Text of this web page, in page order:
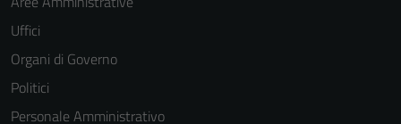
Uffici
Organi di Governo
Politici
Personale Amministrativo